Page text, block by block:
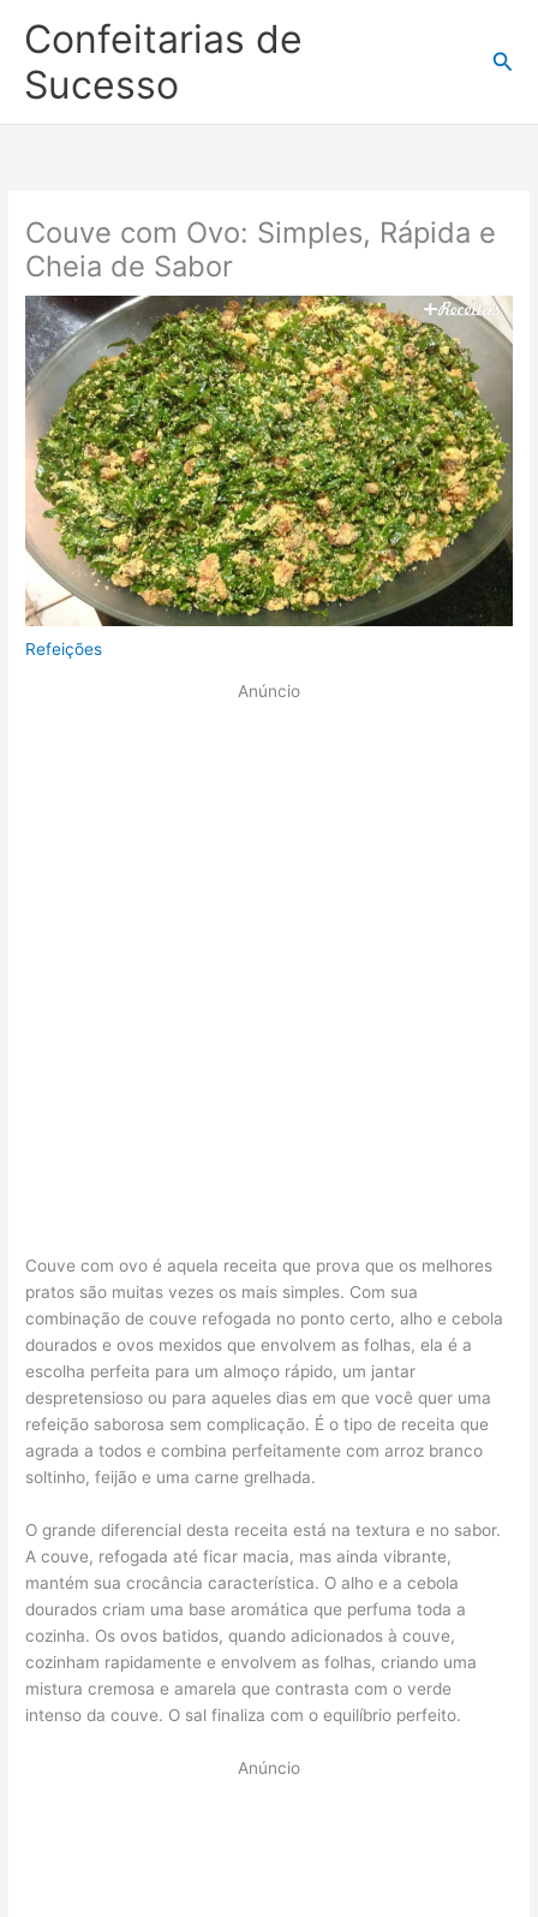
para
conteúdo
Confeitarias de
Sucesso
Couve com Ovo: Simples, Rápida e
Cheia de Sabor
Refeições
Anúncio
Couve com ovo é aquela receita que prova que os melhores
pratos são muitas vezes os mais simples. Com sua
combinação de couve refogada no ponto certo, alho e cebola
dourados e ovos mexidos que envolvem as folhas, ela é a
escolha perfeita para um almoço rápido, um jantar
despretensioso ou para aqueles dias em que você quer uma
refeição saborosa sem complicação. É o tipo de receita que
agrada a todos e combina perfeitamente com arroz branco
soltinho, feijão e uma carne grelhada.
O grande diferencial desta receita está na textura e no sabor.
A couve, refogada até ficar macia, mas ainda vibrante,
mantém sua crocância característica. O alho e a cebola
dourados criam uma base aromática que perfuma toda a
cozinha. Os ovos batidos, quando adicionados à couve,
cozinham rapidamente e envolvem as folhas, criando uma
mistura cremosa e amarela que contrasta com o verde
intenso da couve. O sal finaliza com o equilíbrio perfeito.
Anúncio